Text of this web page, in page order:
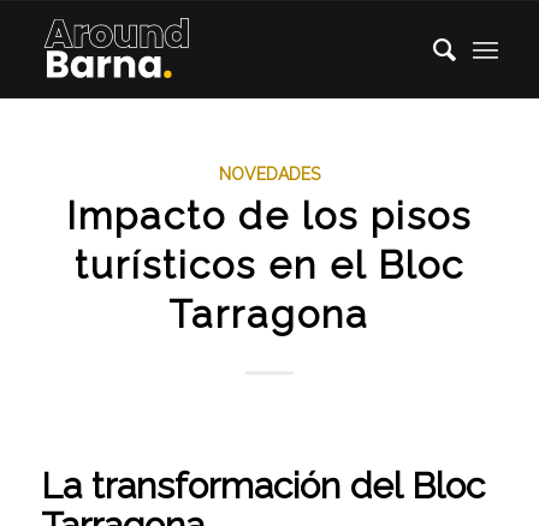
NOVEDADES
Impacto de los pisos
turísticos en el Bloc
Tarragona
La transformación del Bloc